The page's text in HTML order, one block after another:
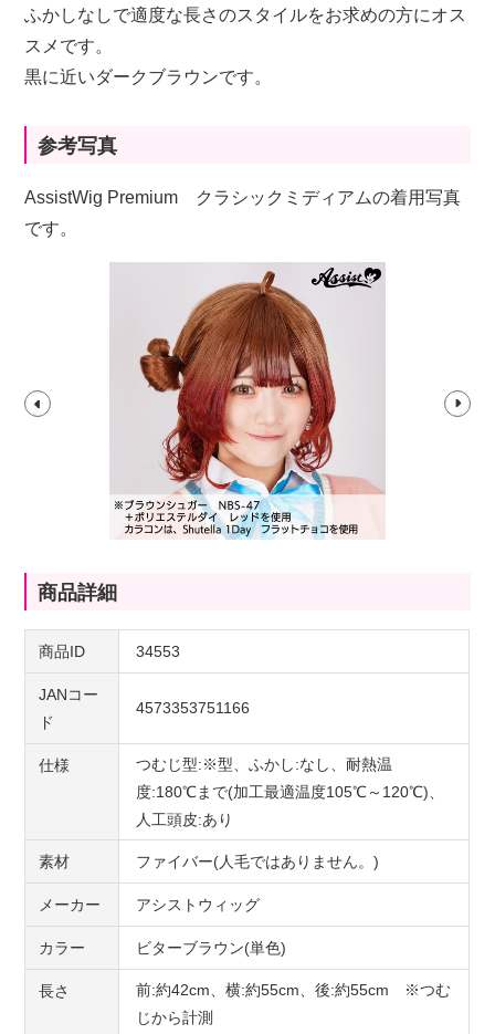
ふかしなしで適度な長さのスタイルをお求めの方にオス
スメです。
黒に近いダークブラウンです。
参考写真
AssistWig Premium クラシックミディアムの着用写真
です。
商品詳細
商品ID 34553
JANコー
ド
4573353751166
仕様
つむじ型:※型、ふかし:なし、耐熱温
度:180℃まで(加工最適温度105℃～120℃)、
人工頭皮:あり
素材 ファイバー(人毛ではありません。)
メーカー アシストウィッグ
カラー ビターブラウン(単色)
長さ
前:約42cm、横:約55cm、後:約55cm ※つむ
じから計測